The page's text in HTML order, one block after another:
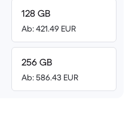
128 GB
Ab: 421.49 EUR
256 GB
Ab: 586.43 EUR